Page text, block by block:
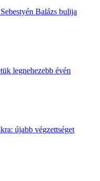
Balázs bulija
legnehezebb évén
újabb végzettséget